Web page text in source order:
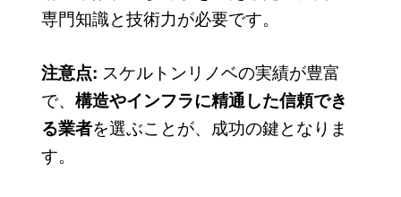
専門知識と技術力が必要です。
注意点: スケルトンリノベの実績が豊富
で、 構造やインフラに精通した信頼でき
る業者を選ぶことが、成功の鍵となりま
す。